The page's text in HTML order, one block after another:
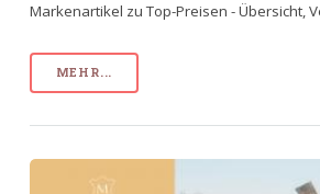
Markenartikel zu Top-Preisen - Übersicht,
MEHR...